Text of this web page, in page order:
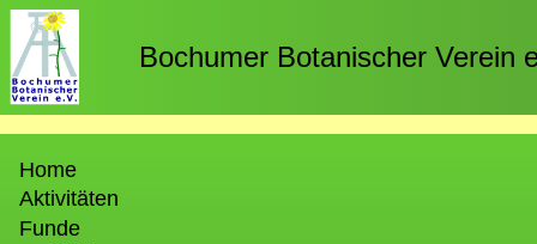
Direkt
zum
Inhalt
Bochumer Botanischer Verein
Home
Aktivitäten
Funde